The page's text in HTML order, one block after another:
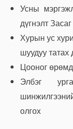
Усны
дүгнэлт
Хурын ус
шуудуу татах
Цооног
Элбэг
олгох